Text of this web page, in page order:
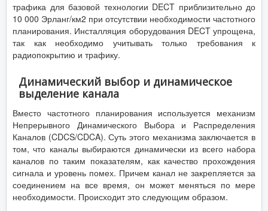
трафика для базовой технологии DECT приблизительно до
10 000 Эрланг/км2 при отсутствии необходимости частотного
планирования. Инсталляция оборудования DECT упрощена,
так как необходимо учитывать только требования к
радиопокрытию и трафику.
Динамический выбор и динамическое
выделение канала
Вместо частотного планирования используется механизм
Непрерывного Динамического Выбора и Распределения
Каналов (CDCS/CDCA). Суть этого механизма заключается в
том, что каналы выбираются динамически из всего набора
каналов по таким показателям, как качество прохождения
сигнала и уровень помех. Причем канал не закрепляется за
соединением на все время, он может меняться по мере
необходимости. Происходит это следующим образом.